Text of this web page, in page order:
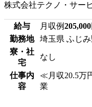
株式会社テクノ・サー
給与 月収例205,000
勤務地
埼玉県 ふじ
寮・社
宅
なし
仕事内
容
≪月収20.5万
業